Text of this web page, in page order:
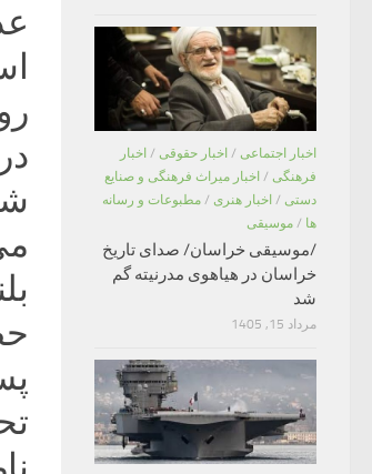
اخبار اجتماعی / اخبار حقوقی / اخبار
فرهنگی / اخبار میراث فرهنگی و صنایع
دستی / اخبار هنری / مطبوعات و رسانه
ها / موسیقی
/موسیقی خراسان/ صدای تاریخ
خراسان در هیاهوی مدرنیته گم
شد
مرداد 15, 1405